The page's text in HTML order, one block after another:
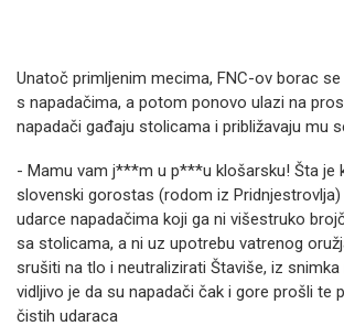
Unatoč primljenim mecima, FNC-ov borac
s napadačima, a potom ponovo ulazi na
napadači gađaju stolicama i približavaju mu
- Mamu vam j***m u p***u klošarsku! Šta je
slovenski gorostas (rodom iz Pridnjestrovlja)
udarce napadačima koji ga ni višestruko
sa stolicama, a ni uz upotrebu vatrenog
srušiti na tlo i neutralizirati Štaviše, iz
vidljivo je da su napadači čak i gore prošli te
čistih udaraca